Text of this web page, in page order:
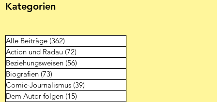
Kategorien
Alle Beiträge (362)
Action und Radau (72)
Beziehungsweisen (56)
Biografien (73)
Comic-Journalismus (39)
Dem Autor folgen (15)